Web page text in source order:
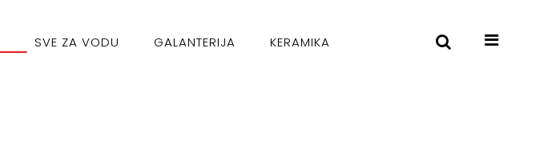
SVE ZA VODU GALANTERIJA KERAMIKA